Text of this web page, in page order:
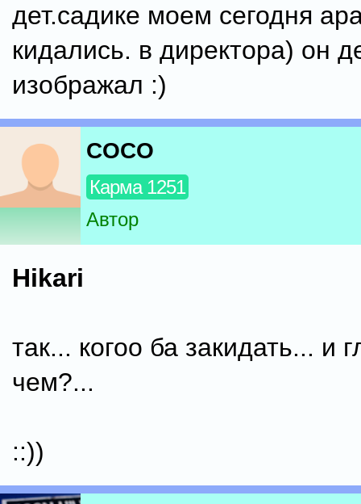
дет.садике моем сегодня
кидались. в директора) он
изображал :)
COCO
Карма 1251
Автор
Hikari
так... когоо ба закидать... и
чем?...
::))